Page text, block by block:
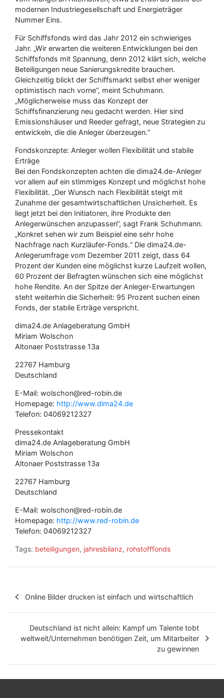
modernen Industriegesellschaft und Energieträger
Nummer Eins.
Für Schiffsfonds wird das Jahr 2012 ein schwieriges
Jahr. „Wir erwarten die weiteren Entwicklungen bei den
Schiffsfonds mit Spannung, denn 2012 klärt sich, welche
Beteiligungen neue Sanierungskredite brauchen.
Gleichzeitig blickt der Schiffsmarkt selbst eher weniger
optimistisch nach vorne“, meint Schuhmann.
„Möglicherweise muss das Konzept der
Schiffsfinanzierung neu gedacht werden. Hier sind
Emissionshäuser und Reeder gefragt, neue Strategien zu
entwickeln, die die Anleger überzeugen.“
Fondskonzepte: Anleger wollen Flexibilität und stabile
Erträge
Bei den Fondskonzepten achten die dima24.de-Anleger
vor allem auf ein stimmiges Konzept und möglichst hohe
Flexibilität. „Der Wunsch nach Flexibilität steigt mit
Zunahme der gesamtwirtschaftlichen Unsicherheit. Es
liegt jetzt bei den Initiatoren, ihre Produkte den
Anlegerwünschen anzupassen“, sagt Frank Schuhmann.
„Konkret sehen wir zum Beispiel eine sehr hohe
Nachfrage nach Kurzläufer-Fonds.“ Die dima24.de-
Anlegerumfrage vom Dezember 2011 zeigt, dass 64
Prozent der Kunden eine möglichst kurze Laufzeit wollen,
60 Prozent der Befragten wünschen sich eine möglichst
hohe Rendite. An der Spitze der Anleger-Erwartungen
steht weiterhin die Sicherheit: 95 Prozent suchen einen
Fonds, der stabile Erträge verspricht.
dima24.de Anlageberatung GmbH
Miriam Wolschon
Altonaer Poststrasse 13a
22767 Hamburg
Deutschland
E-Mail: wolschon@red-robin.de
Homepage: http://www.dima24.de
Telefon: 04069212327
Pressekontakt
dima24.de Anlageberatung GmbH
Miriam Wolschon
Altonaer Poststrasse 13a
22767 Hamburg
Deutschland
E-Mail: wolschon@red-robin.de
Homepage: http://www.red-robin.de
Telefon: 04069212327
Tags: beteiligungen, jahresbilanz, rohstofffonds
a
Online Bilder drucken ist einfach und wirtschaftlich
Deutschland ist nicht allein: Kampf um Talente tobt
weltweit/Unternehmen benötigen Zeit, um Mitarbeiter
zu gewinnen